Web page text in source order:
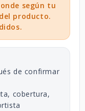
según tu
producto.
de confirmar
cobertura,